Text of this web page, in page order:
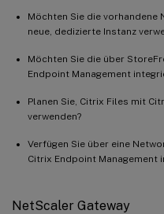
Möchten Sie die vorhandene
neue, dedizierte Instanz
Möchten Sie die über
Endpoint Management
Planen Sie, Citrix Files mit
verwenden?
Verfügen Sie über eine
Citrix Endpoint Management
NetScaler Gateway